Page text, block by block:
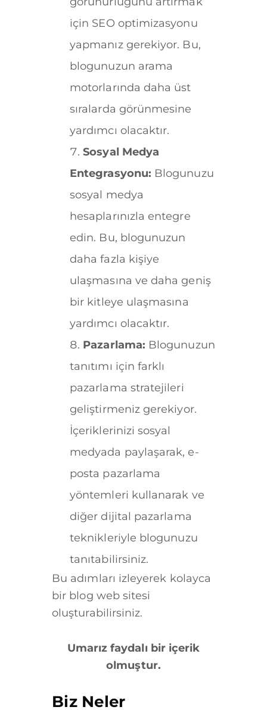
için SEO optimizasyonu
yapmanız gerekiyor. Bu,
blogunuzun arama
motorlarında daha üst
sıralarda görünmesine
yardımcı olacaktır.
Sosyal Medya
Entegrasyonu: Blogunuzu
sosyal medya
hesaplarınızla entegre
edin. Bu, blogunuzun
daha fazla kişiye
ulaşmasına ve daha geniş
bir kitleye ulaşmasına
yardımcı olacaktır.
Pazarlama: Blogunuzun
tanıtımı için farklı
pazarlama stratejileri
geliştirmeniz gerekiyor.
İçeriklerinizi sosyal
medyada paylaşarak, e-
posta pazarlama
yöntemleri kullanarak ve
diğer dijital pazarlama
teknikleriyle blogunuzu
tanıtabilirsiniz.
Bu adımları izleyerek kolayca
bir blog web sitesi
oluşturabilirsiniz.
Umarız faydalı bir içerik
olmuştur.
Biz Neler